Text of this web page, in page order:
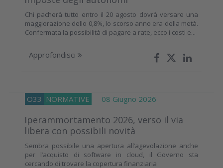
Chi pacherà tutto entro il 20 agosto dovrà versare una
maggiorazione dello 0,8%, lo scorso anno era della metà.
Confermata la possibilità di pagare a rate, ecco i costi e...
Approfondisci
O33 NORMATIVE 08 Giugno 2026
Iperammortamento 2026, verso il via
libera con possibili novità
Sembra possibile una apertura all’agevolazione anche
per l’acquisto di software in cloud, il Governo sta
cercando di trovare la copertura finanziaria